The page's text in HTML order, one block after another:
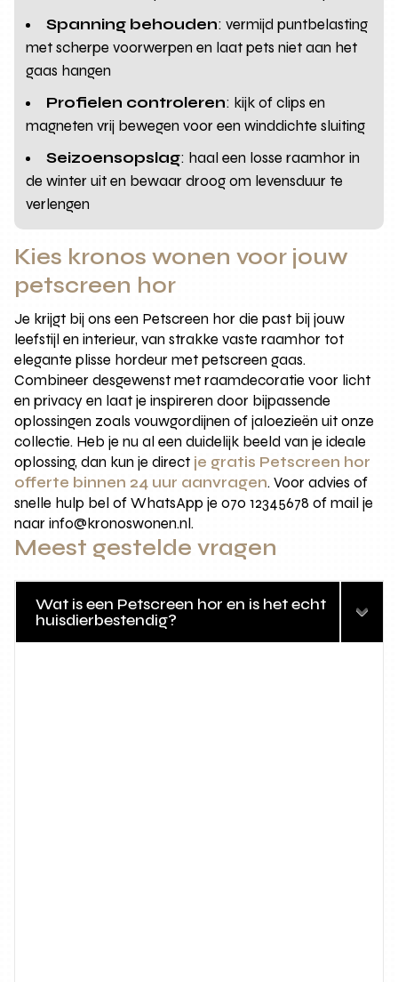
Spanning behouden: vermijd puntbelasting
met scherpe voorwerpen en laat pets niet aan het
gaas hangen
Profielen controleren: kijk of clips en
magneten vrij bewegen voor een winddichte sluiting
Seizoensopslag: haal een losse raamhor in
de winter uit en bewaar droog om levensduur te
verlengen
Kies kronos wonen voor jouw
petscreen hor
Je krijgt bij ons een Petscreen hor die past bij jouw
leefstijl en interieur, van strakke vaste raamhor tot
elegante plisse hordeur met petscreen gaas.
Combineer desgewenst met raamdecoratie voor licht
en privacy en laat je inspireren door bijpassende
oplossingen zoals vouwgordijnen of jaloezieën uit onze
collectie. Heb je nu al een duidelijk beeld van je ideale
oplossing, dan kun je direct je gratis Petscreen hor
offerte binnen 24 uur aanvragen. Voor advies of
snelle hulp bel of WhatsApp je 070 12345678 of mail je
naar info@kronoswonen.nl.
Meest gestelde vragen
Wat is een Petscreen hor en is het echt
huisdierbestendig?